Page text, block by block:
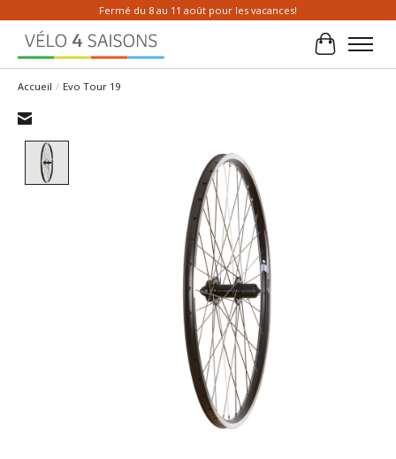
Fermé du 8 au 11 août pour les vacances!
Panier
Accueil / Evo Tour 19
Product image slideshow Items